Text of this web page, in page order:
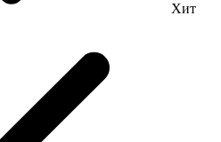
Хит